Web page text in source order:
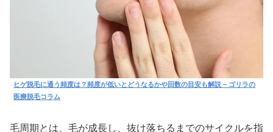
ヒゲ脱毛に通う頻度は？頻度が低いとどうなるかや回数の目安も解説 – ゴリラの
医療脱毛コラム
毛周期とは、毛が成長し、抜け落ちるまでのサイクルを指